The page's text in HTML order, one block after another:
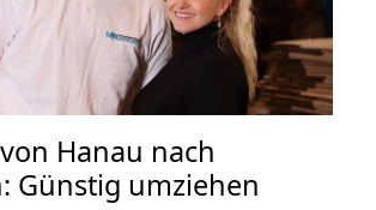
Hanau nach
Günstig umziehen